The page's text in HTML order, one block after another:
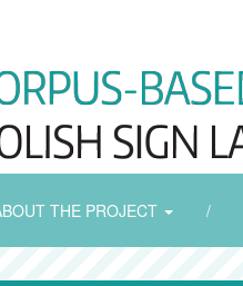
THE PROJECT /